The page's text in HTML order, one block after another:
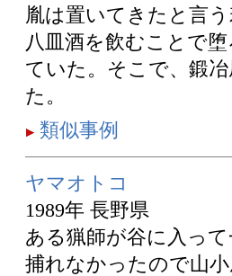
胤は置いてきたと言
八皿酒を飲むことで
ていた。そこで、鍛
た。
類似事例
ヤマオトコ
1989年 長野県
ある猟師が谷に入っ
捕れなかったので山